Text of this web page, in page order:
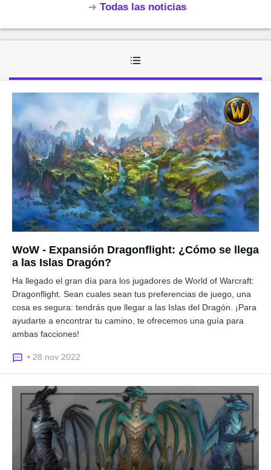
Todas las noticias
WoW - Expansión Dragonflight: ¿Cómo se llega
a las Islas Dragón?
Ha llegado el gran día para los jugadores de World of Warcraft:
Dragonflight. Sean cuales sean tus preferencias de juego, una
cosa es segura: tendrás que llegar a las Islas del Dragón. ¡Para
ayudarte a encontrar tu camino, te ofrecemos una guía para
ambas facciones!
• 28 nov 2022